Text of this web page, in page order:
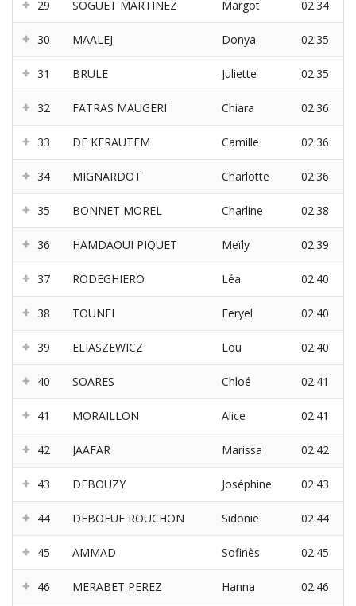
29 SOGUET MARTINEZ Margot 02:34
30 MAALEJ Donya 02:35
31 BRULE Juliette 02:35
32 FATRAS MAUGERI Chiara 02:36
33 DE KERAUTEM Camille 02:36
34 MIGNARDOT Charlotte 02:36
35 BONNET MOREL Charline 02:38
36 HAMDAOUI PIQUET Meïly 02:39
37 RODEGHIERO Léa 02:40
38 TOUNFI Feryel 02:40
39 ELIASZEWICZ Lou 02:40
40 SOARES Chloé 02:41
41 MORAILLON Alice 02:41
42 JAAFAR Marissa 02:42
43 DEBOUZY Joséphine 02:43
44 DEBOEUF ROUCHON Sidonie 02:44
45 AMMAD Sofinès 02:45
46 MERABET PEREZ Hanna 02:46